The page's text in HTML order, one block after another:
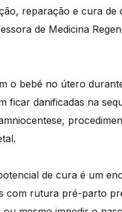
reparação e cura de
de Medicina
o bebé no útero
ficar danificadas na
de cura é um
com rutura pré-parto